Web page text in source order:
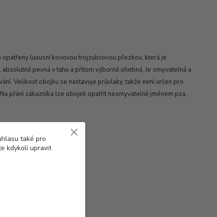
opatřeny luxusní kovovou trojzubcovou přezkou, která je
pevná v tahu a přitom výborně ohebná. Je omyvatelná a
Velikost obojku se nastavuje průvlaky, takže není určen pro
přání zákazníka lze obojek opatřit nesmyvatelně jménem psa,
také pro
kdykoli upravit